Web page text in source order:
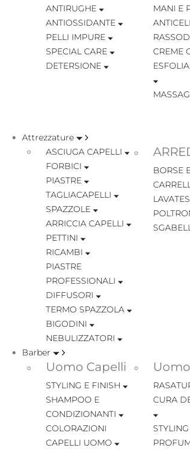
ANTIRUGHE
ANTIOSSIDANTE
PELLI IMPURE
SPECIAL CARE
DETERSIONE
MANI E
CREME
Attrezzature
ASCIUGA CAPELLI
FORBICI
PIASTRE
TAGLIACAPELLI
SPAZZOLE
ARRICCIA CAPELLI
PETTINI
RICAMBI
PIASTRE
PROFESSIONALI
DIFFUSORI
TERMO SPAZZOLA
BIGODINI
NEBULIZZATORI
BORSE
Barber
Uomo Capelli
STYLING E FINISH
SHAMPOO E
CONDIZIONANTI
COLORAZIONI
CAPELLI UOMO
CURA
STYLING